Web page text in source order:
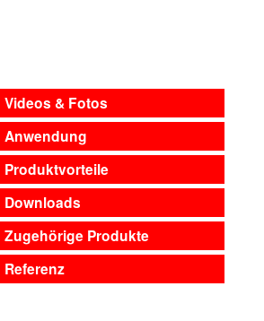
Videos & Fotos
Anwendung
Produktvorteile
Downloads
Zugehörige Produkte
Referenz